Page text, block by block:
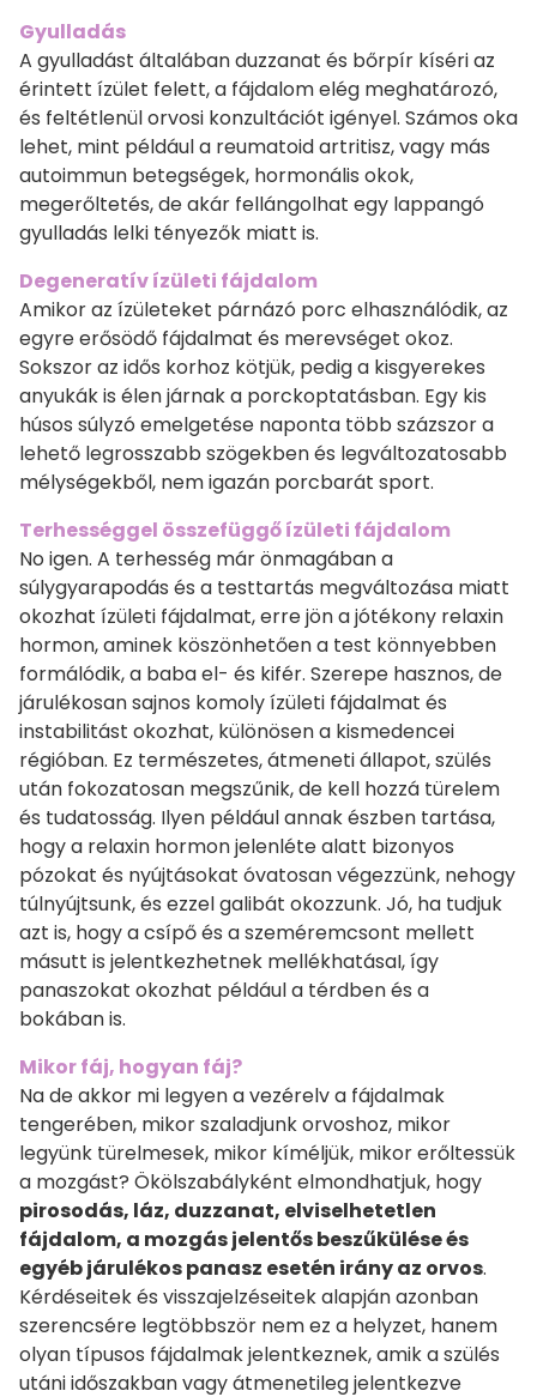
Gyulladás
A gyulladást általában duzzanat és bőrpír kíséri az
érintett ízület felett, a fájdalom elég meghatározó,
és feltétlenül orvosi konzultációt igényel. Számos oka
lehet, mint például a reumatoid artritisz, vagy más
autoimmun betegségek, hormonális okok,
megerőltetés, de akár fellángolhat egy lappangó
gyulladás lelki tényezők miatt is.
Degeneratív ízületi fájdalom
Amikor az ízületeket párnázó porc elhasználódik, az
egyre erősödő fájdalmat és merevséget okoz.
Sokszor az idős korhoz kötjük, pedig a kisgyerekes
anyukák is élen járnak a porckoptatásban. Egy kis
húsos súlyzó emelgetése naponta több százszor a
lehető legrosszabb szögekben és legváltozatosabb
mélységekből, nem igazán porcbarát sport.
Terhességgel összefüggő ízületi fájdalom
No igen. A terhesség már önmagában a
súlygyarapodás és a testtartás megváltozása miatt
okozhat ízületi fájdalmat, erre jön a jótékony relaxin
hormon, aminek köszönhetően a test könnyebben
formálódik, a baba el- és kifér. Szerepe hasznos, de
járulékosan sajnos komoly ízületi fájdalmat és
instabilitást okozhat, különösen a kismedencei
régióban. Ez természetes, átmeneti állapot, szülés
után fokozatosan megszűnik, de kell hozzá türelem
és tudatosság. Ilyen például annak észben tartása,
hogy a relaxin hormon jelenléte alatt bizonyos
pózokat és nyújtásokat óvatosan végezzünk, nehogy
túlnyújtsunk, és ezzel galibát okozzunk. Jó, ha tudjuk
azt is, hogy a csípő és a szeméremcsont mellett
másutt is jelentkezhetnek mellékhatásaI, így
panaszokat okozhat például a térdben és a
bokában is.
Mikor fáj, hogyan fáj?
Na de akkor mi legyen a vezérelv a fájdalmak
tengerében, mikor szaladjunk orvoshoz, mikor
legyünk türelmesek, mikor kíméljük, mikor erőltessük
a mozgást? Ökölszabályként elmondhatjuk, hogy
pirosodás, láz, duzzanat, elviselhetetlen
fájdalom, a mozgás jelentős beszűkülése és
egyéb járulékos panasz esetén irány az orvos.
Kérdéseitek és visszajelzéseitek alapján azonban
szerencsére legtöbbször nem ez a helyzet, hanem
olyan típusos fájdalmak jelentkeznek, amik a szülés
utáni időszakban vagy átmenetileg jelentkezve